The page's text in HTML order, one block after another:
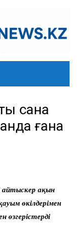
сана
ғана
айтыскер ақын
өкілдерімен
өзгерістерді